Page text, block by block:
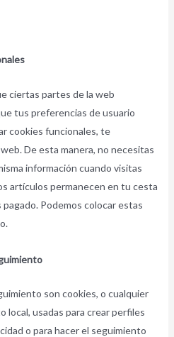
ciertas partes de la web
tus preferencias de usuario
cookies funcionales, te
De esta manera, no necesitas
información cuando visitas
artículos permanecen en tu cesta
Podemos colocar estas
son cookies, o cualquier
local, usadas para crear perfiles
o para hacer el seguimiento